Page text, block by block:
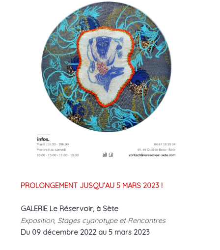
PROLONGEMENT JUSQU’AU 5 MARS 2023 !
GALERIE Le Réservoir, à Sète
Exposition, Stages cyanotype et Rencontres
Du 09 décembre 2022 au 5 mars 2023